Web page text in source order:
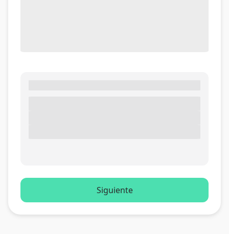
Siguiente